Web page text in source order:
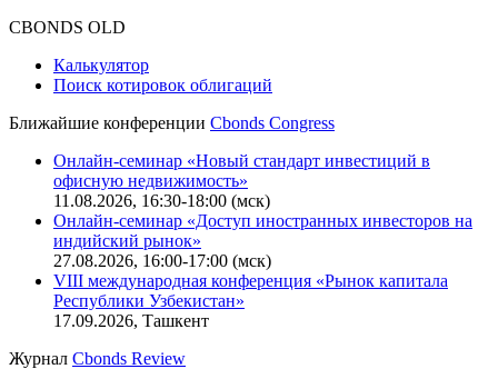
CBONDS OLD
Калькулятор
Поиск котировок облигаций
Ближайшие конференции Cbonds Congress
Онлайн-семинар «Новый стандарт инвестиций в
офисную недвижимость»
11.08.2026, 16:30-18:00 (мск)
Онлайн-семинар «Доступ иностранных инвесторов на
индийский рынок»
27.08.2026, 16:00-17:00 (мск)
VIII международная конференция «Рынок капитала
Республики Узбекистан»
17.09.2026, Ташкент
Журнал Cbonds Review